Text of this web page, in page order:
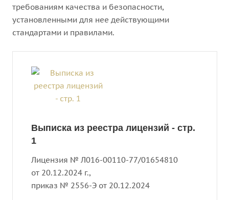
требованиям качества и безопасности,
установленными для нее действующими
стандартами и правилами.
Выписка из реестра лицензий - стр.
1
Лицензия № Л016-00110-77/01654810
от 20.12.2024 г.,
приказ № 2556-Э от 20.12.2024